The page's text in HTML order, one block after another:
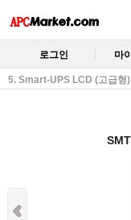
로그인 마
5. Smart-UPS LCD (고급형)